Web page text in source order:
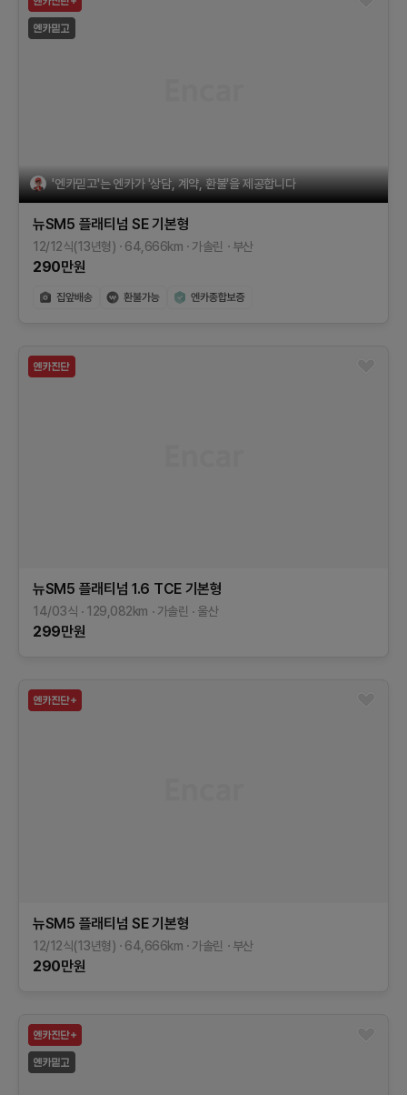
'엔카믿고'는 엔카가 '상담, 계약, 환불'을 제공합니다
뉴SM5 플래티넘 SE기본형
12/12식(13년형) 64,666km 가솔린 부산
290만원
뉴SM5 플래티넘 1.6 TCE 기본형
14/03식 129,082km 가솔린 울산
299만원
뉴SM5 플래티넘 SE기본형
12/12식(13년형) 64,666km 가솔린 부산
290만원